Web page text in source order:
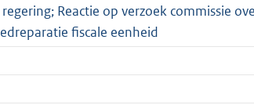
Reactie op verzoek commissie
fiscale eenheid